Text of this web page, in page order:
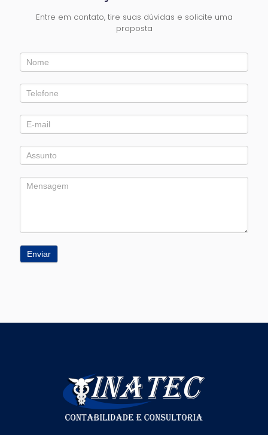
Entre em contato, tire suas dúvidas e solicite uma
proposta
Entre
em
Enviar